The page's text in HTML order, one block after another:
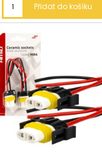
Přidat do košíku